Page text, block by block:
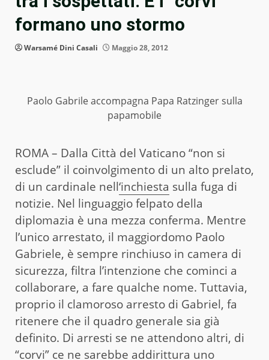
formano uno stormo
Warsamé Dini Casali Maggio 28, 2012
Paolo Gabrile accompagna Papa Ratzinger sulla
papamobile
ROMA – Dalla Città del Vaticano “non si
esclude” il coinvolgimento di un alto prelato,
di un cardinale nell‘inchiesta sulla fuga di
notizie. Nel linguaggio felpato della
diplomazia è una mezza conferma. Mentre
l’unico arrestato, il maggiordomo Paolo
Gabriele, è sempre rinchiuso in camera di
sicurezza, filtra l’intenzione che cominci a
collaborare, a fare qualche nome. Tuttavia,
proprio il clamoroso arresto di Gabriel, fa
ritenere che il quadro generale sia già
definito. Di arresti se ne attendono altri, di
“corvi” ce ne sarebbe addirittura uno